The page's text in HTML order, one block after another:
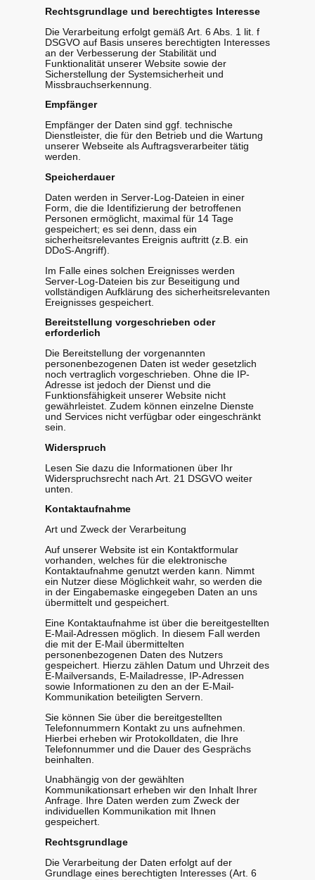
Rechtsgrundlage und berechtigtes Interesse
Die Verarbeitung erfolgt gemäß Art. 6 Abs. 1 lit. f
DSGVO auf Basis unseres berechtigten Interesses
an der Verbesserung der Stabilität und
Funktionalität unserer Website sowie der
Sicherstellung der Systemsicherheit und
Missbrauchserkennung.
Empfänger
Empfänger der Daten sind ggf. technische
Dienstleister, die für den Betrieb und die Wartung
unserer Webseite als Auftragsverarbeiter tätig
werden.
Speicherdauer
Daten werden in Server-Log-Dateien in einer
Form, die die Identifizierung der betroffenen
Personen ermöglicht, maximal für 14 Tage
gespeichert; es sei denn, dass ein
sicherheitsrelevantes Ereignis auftritt (z.B. ein
DDoS-Angriff).
Im Falle eines solchen Ereignisses werden
Server-Log-Dateien bis zur Beseitigung und
vollständigen Aufklärung des sicherheitsrelevanten
Ereignisses gespeichert.
Bereitstellung vorgeschrieben oder
erforderlich
Die Bereitstellung der vorgenannten
personenbezogenen Daten ist weder gesetzlich
noch vertraglich vorgeschrieben. Ohne die IP-
Adresse ist jedoch der Dienst und die
Funktionsfähigkeit unserer Website nicht
gewährleistet. Zudem können einzelne Dienste
und Services nicht verfügbar oder eingeschränkt
sein.
Widerspruch
Lesen Sie dazu die Informationen über Ihr
Widerspruchsrecht nach Art. 21 DSGVO weiter
unten.
Kontaktaufnahme
Art und Zweck der Verarbeitung
Auf unserer Website ist ein Kontaktformular
vorhanden, welches für die elektronische
Kontaktaufnahme genutzt werden kann. Nimmt
ein Nutzer diese Möglichkeit wahr, so werden die
in der Eingabemaske eingegeben Daten an uns
übermittelt und gespeichert.
Eine Kontaktaufnahme ist über die bereitgestellten
E-Mail-Adressen möglich. In diesem Fall werden
die mit der E-Mail übermittelten
personenbezogenen Daten des Nutzers
gespeichert. Hierzu zählen Datum und Uhrzeit des
E-Mailversands, E-Mailadresse, IP-Adressen
sowie Informationen zu den an der E-Mail-
Kommunikation beteiligten Servern.
Sie können Sie über die bereitgestellten
Telefonnummern Kontakt zu uns aufnehmen.
Hierbei erheben wir Protokolldaten, die Ihre
Telefonnummer und die Dauer des Gesprächs
beinhalten.
Unabhängig von der gewählten
Kommunikationsart erheben wir den Inhalt Ihrer
Anfrage. Ihre Daten werden zum Zweck der
individuellen Kommunikation mit Ihnen
gespeichert.
Rechtsgrundlage
Die Verarbeitung der Daten erfolgt auf der
Grundlage eines berechtigten Interesses (Art. 6